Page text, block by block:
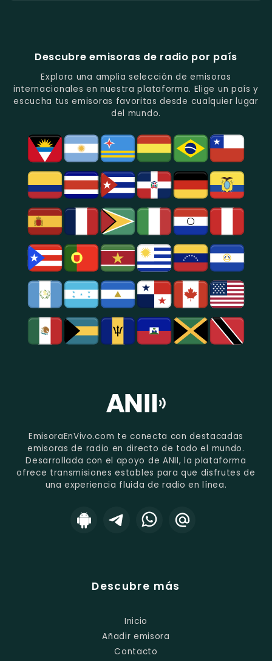
Música
Del
Recuerdo
En
Quito.
Estación
De
Los
Deportes
En
Guayaquil.
Populares
Y
Folclore
En
Azogues.
Descubre emisoras de radio por país
Explora una amplia selección de emisoras
internacionales en nuestra plataforma. Elige un país y
escucha tus emisoras favoritas desde cualquier lugar
del mundo.
EmisoraEnVivo.com te conecta con destacadas
emisoras de radio en directo de todo el mundo.
Desarrollada con el apoyo de ANII, la plataforma
ofrece transmisiones estables para que disfrutes de
una experiencia fluida de radio en línea.
Descubre más
Inicio
Añadir emisora
Contacto